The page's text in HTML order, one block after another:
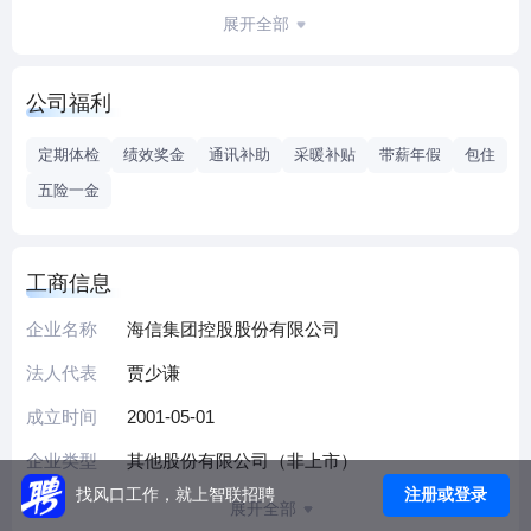
信始终处在全球行业前列；在智慧交通、精准医疗和光通信
司”向“高科技公司”的华丽转身。
展开全部
公司福利
定期体检 绩效奖金 通讯补助 采暖补贴 带薪年假
包住
五险一金
工商信息
企业名称 海信集团控股股份有限公司
法人代表 贾少谦
成立时间 2001-05-01
企业类型 其他股份有限公司（非上市）
展开全部
找风口工作，就上智联招聘 注册或登录